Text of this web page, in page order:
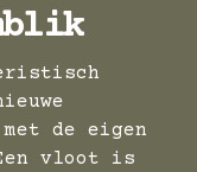
de eigen
vloot is